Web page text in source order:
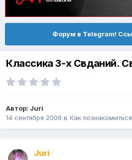
Форум в Telegram!
Классика 3-х Свданий.
Автор: Juri
14 сентября 2006 в Как
Juri